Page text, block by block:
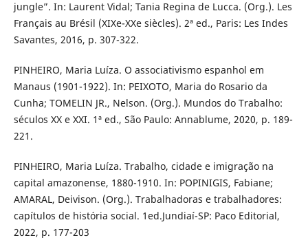
jungle”. In: Laurent Vidal; Tania Regina de Lucca. (Org.). Les
Français au Brésil (XIXe-XXe siècles). 2ª ed., Paris: Les Indes
Savantes, 2016, p. 307-322.
PINHEIRO, Maria Luíza. O associativismo espanhol em
Manaus (1901-1922). In: PEIXOTO, Maria do Rosario da
Cunha; TOMELIN JR., Nelson. (Org.). Mundos do Trabalho:
séculos XX e XXI. 1ª ed., São Paulo: Annablume, 2020, p. 189-
221.
PINHEIRO, Maria Luíza. Trabalho, cidade e imigração na
capital amazonense, 1880-1910. In: POPINIGIS, Fabiane;
AMARAL, Deivison. (Org.). Trabalhadoras e trabalhadores:
capítulos de história social. 1ed.Jundiaí-SP: Paco Editorial,
2022, p. 177-203